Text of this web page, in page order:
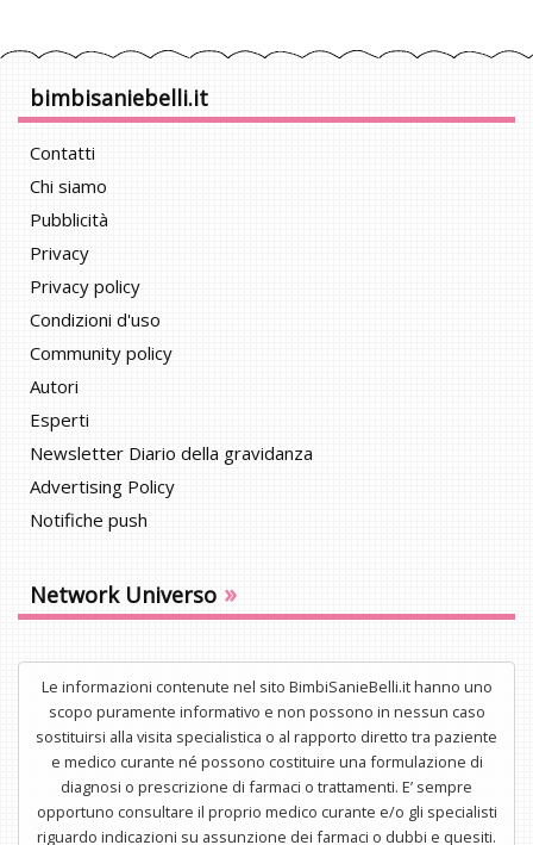
bimbisaniebelli.it
Contatti
Chi siamo
Pubblicità
Privacy
Privacy policy
Condizioni d'uso
Community policy
Autori
Esperti
Newsletter Diario della gravidanza
Advertising Policy
Notifiche push
Network Universo »
Le informazioni contenute nel sito BimbiSanieBelli.it hanno uno
scopo puramente informativo e non possono in nessun caso
sostituirsi alla visita specialistica o al rapporto diretto tra paziente
e medico curante né possono costituire una formulazione di
diagnosi o prescrizione di farmaci o trattamenti. E’ sempre
opportuno consultare il proprio medico curante e/o gli specialisti
riguardo indicazioni su assunzione dei farmaci o dubbi e quesiti.